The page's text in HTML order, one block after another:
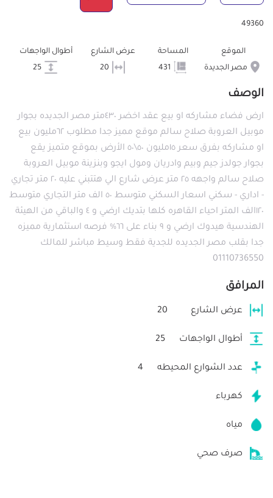
49360
الموقع
مصر الجديدة
المساحة
عرض الشارع
أطوال الواجهات
الوصف
ارض فضاء مشاركه او بيع عقد اخضر ٤٣٠متر مصر الجديده بجوار
موبيل العروبة صلاح سالم موقع مميز جدا مطلوب ٦٢مليون بيع
او مشاركه بفرق سعر ١٥مليون ٥٠\٥٠ الأرض بموقع متميز يقع
بجوار جولدز جيم وبيم وادريان ومول ايجو وبنزينة موبيل العروبة
صلاح سالم واجهه ٢٥ متر عرض شارع الي هتتبني عليه ٢٠ متر تجاري
- اداري - سكني اسعار السكني متوسط ٥٠ الف متر التجاري متوسط
١٢٠الف المتر احياء القاهره كلها بتديك ارضي و ٤ والباقي من الهيئة
الهندسية هيدوك ارضي و ٩ بناء على ٦٦% فرصه استثمارية مميزه
جدا بقلب مصر الجديده للجدية فقط وسيط مباشر للمالك
01110736550
المرافق
عرض الشارع 20
أطوال الواجهات 25
عدد الشوارع المحيطه 4
كهرباء
مياه
صرف صحي